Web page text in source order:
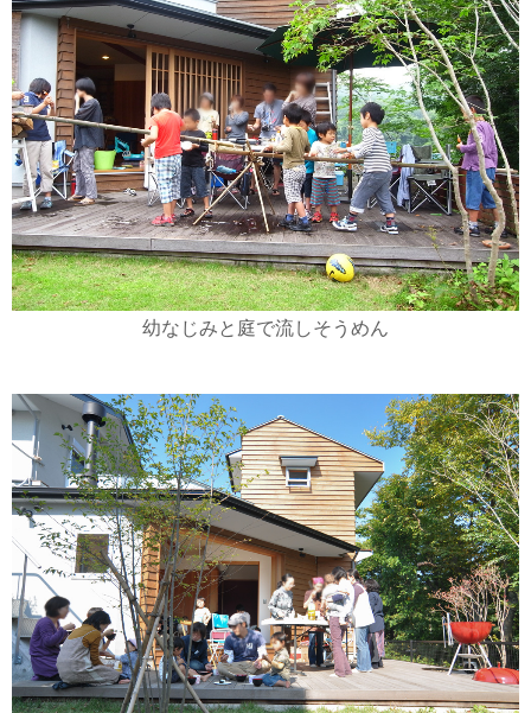
幼なじみと庭で流しそうめん